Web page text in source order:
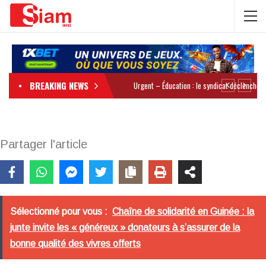
BREAKING NEWS
Partager l'article
Sélectionné pour vous : Chaîne de solidarité en Guinée : la
junte invite les « généreux » donateurs à s’assurer de la
bonne qualité des vivres offerts